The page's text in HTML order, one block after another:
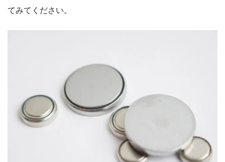
てみてください。